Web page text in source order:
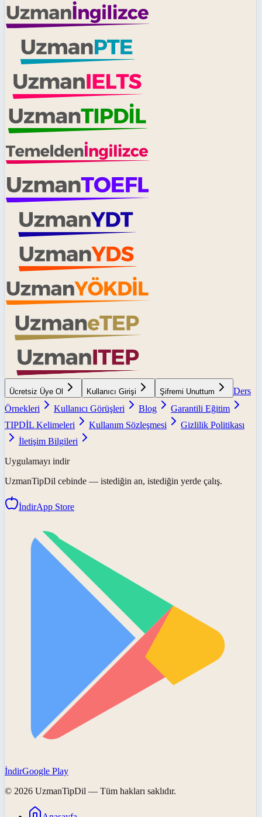
Ücretsiz Üye Ol Kullanıcı Girişi Şifremi Unuttum
Ders
Örnekleri
Kullanıcı Görüşleri Blog
Garantili Eğitim
TIPDİL Kelimeleri
Kullanım Sözleşmesi
Gizlilik Politikası
İletişim Bilgileri
Uygulamayı indir
UzmanTipDil cebinde — istediğin an, istediğin yerde çalış.
İndirApp Store
İndirGoogle Play
© 2026 UzmanTipDil — Tüm hakları saklıdır.